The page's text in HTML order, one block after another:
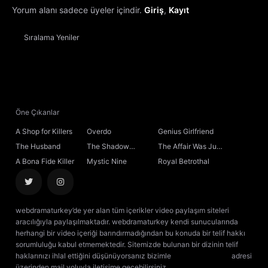
Yorum alanı sadece üyeler içindir. Giriş, Kayıt
Sıralama Yeniler
Öne Çıkanlar
A Shop for Killers Overdo
Genius Girlfriend
The Husband
The Shadow
Sovereign
The Affair Was Just
the Beginning
A Bona Fide Killer Mystic Nine Royal Betrothal
webdramaturkey’de yer alan tüm içerikler video paylaşım siteleri
aracılığıyla paylaşılmaktadır. webdramaturkey kendi sunucularında
herhangi bir video içeriği barındırmadığından bu konuda bir telif hakkı
sorumluluğu kabul etmemektedir. Sitemizde bulunan bir dizinin telif
haklarınızı ihlal ettiğini düşünüyorsanız bizimle
adresi